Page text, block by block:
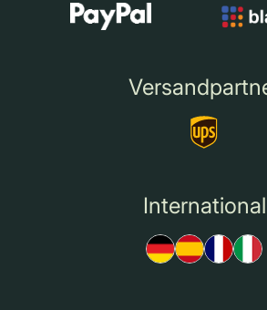
International